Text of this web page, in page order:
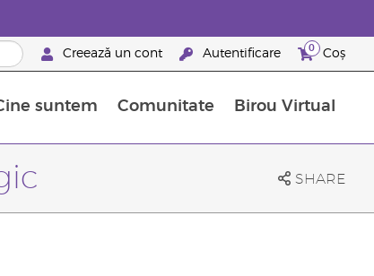
Creează un cont Autentificare 0 Coș
suntem Comunitate Birou Virtual
SHARE